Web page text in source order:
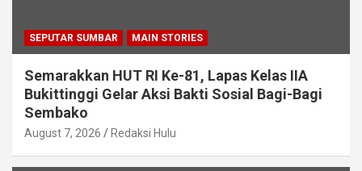
SEPUTAR SUMBAR MAIN STORIES
Semarakkan HUT RI Ke-81, Lapas Kelas IIA
Bukittinggi Gelar Aksi Bakti Sosial Bagi-Bagi
Sembako
August 7, 2026 Redaksi Hulu